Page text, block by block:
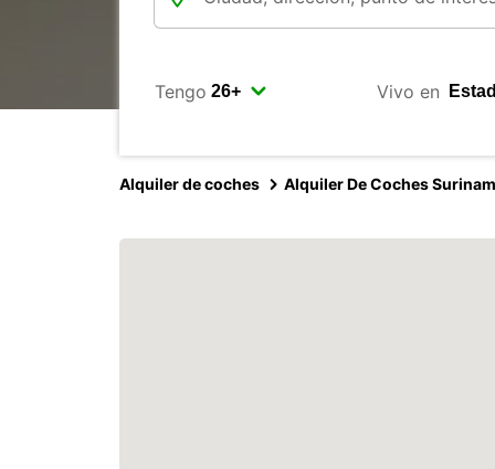
Tengo Vivo en
Alquiler de coches Alquiler De Coches